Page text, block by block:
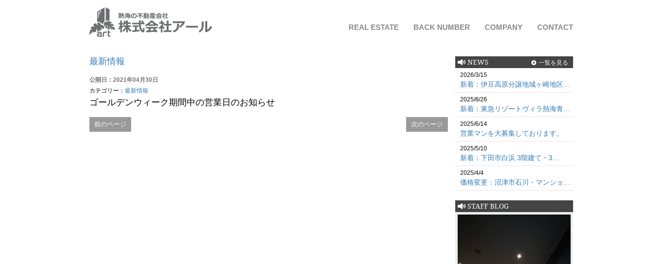
REAL ESTATE BACK NUMBER COMPANY CONTACT
最新情報
公開日：2021年04月30日
カテゴリー： 最新情報
ゴールデンウィーク期間中の営業日のお知らせ
前のページ 次のページ
NEWS 一覧を見る
2026/3/15
新着：伊豆高原分譲地城ヶ崎地区…
2025/8/26
新着：東急リゾートヴィラ熱海青…
2025/6/14
営業マンを大募集しております。
2025/5/10
新着：下田市白浜 3階建て・3…
2025/4/4
価格変更：沼津市石川・マンショ…
STAFF BLOG